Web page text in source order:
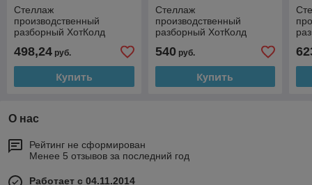
Стеллаж
производственный
разборный ХотКолд
600×400×1800
498,24 руб.
Купить
Стеллаж
производственный
разборный ХотКолд
700×400×1800
540руб.
Купить
О нас
Рейтинг не сформирован
Менее 5 отзывов за последний год
Работает с 04.11.2014